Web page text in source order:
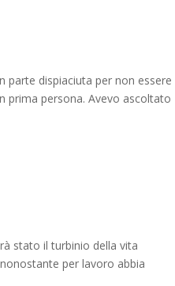
parte dispiaciuta per non essere
prima persona. Avevo ascoltato
stato il turbinio della vita
per lavoro abbia